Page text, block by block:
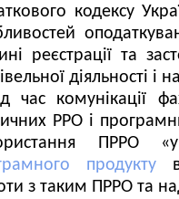
кодексу
реєстрації та
діяльності і
час комунікації
РРО і
ПРРО
продукту
з таким ПРРО та